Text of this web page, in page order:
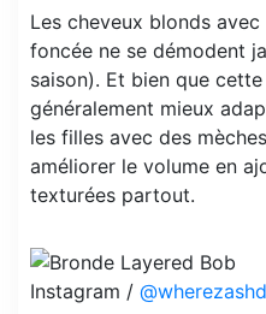
Les cheveux blonds
foncée ne se démodent
saison). Et bien que
généralement mieux
les filles avec des
améliorer le volume en
texturées partout.
Instagram /